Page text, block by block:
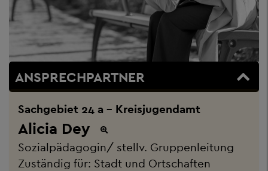
ANSPRECHPARTNER
Sachgebiet 24 a - Kreisjugendamt
Alicia Dey
Sozialpädagogin/ stellv. Gruppenleitung
Zuständig für: Stadt und Ortschaften